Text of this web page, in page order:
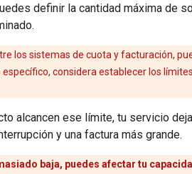
definir la cantidad máxima de
los sistemas de cuota y facturación,
considera establecer los
alcancen ese límite, tu servicio
y una factura más grande.
baja, puedes afectar tu